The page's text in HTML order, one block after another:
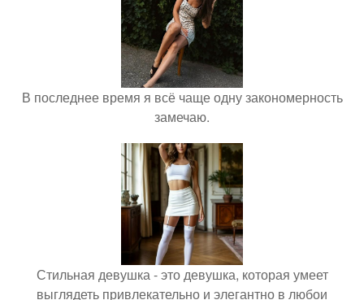
В последнее время я всё чаще одну закономерность
замечаю.
Стильная девушка - это девушка, которая умеет
выглядеть привлекательно и элегантно в любои